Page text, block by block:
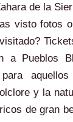
de la
visto fotos
a Pueblos
aquellos
y la
de gran